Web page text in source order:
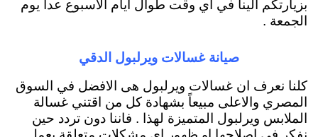
بزيارتكم الينا في اي وقت طوال ايام الاسبوع عدا يوم
الجمعة .
صيانة غسالات ويرلبول الدقي
كلنا نعرف ان غسالات ويرلبول هى الافضل في السوق
المصري والاعلى مبيعاً بشهادة كل من اقتني غسالة
الملابس ويرلبول المتميزة لهذا . فاننا دون تردد حين